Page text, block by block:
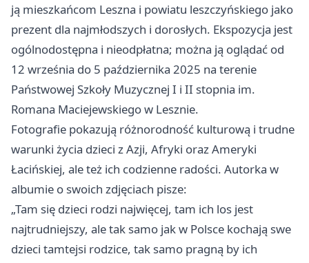
ją mieszkańcom Leszna i powiatu leszczyńskiego jako
prezent dla najmłodszych i dorosłych. Ekspozycja jest
ogólnodostępna i nieodpłatna; można ją oglądać od
12 września do 5 października 2025 na terenie
Państwowej Szkoły Muzycznej I i II stopnia im.
Romana Maciejewskiego w Lesznie.
Fotografie pokazują różnorodność kulturową i trudne
warunki życia dzieci z Azji, Afryki oraz Ameryki
Łacińskiej, ale też ich codzienne radości. Autorka w
albumie o swoich zdjęciach pisze:
„Tam się dzieci rodzi najwięcej, tam ich los jest
najtrudniejszy, ale tak samo jak w Polsce kochają swe
dzieci tamtejsi rodzice, tak samo pragną by ich